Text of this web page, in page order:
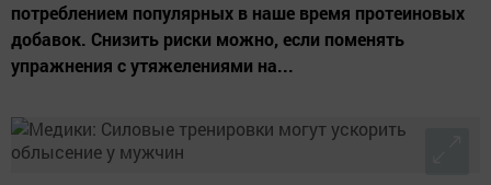
потреблением популярных в наше время протеиновых
добавок. Снизить риски можно, если поменять
упражнения с утяжелениями на...